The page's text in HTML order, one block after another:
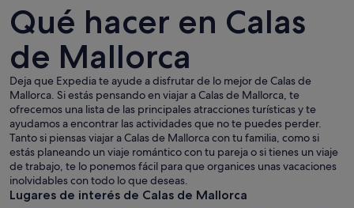
Un paisaje costero con aguas azul
Qué hacer en Calas
de Mallorca
Deja que Expedia te ayude a disfrutar de lo mejor de Calas de
Mallorca. Si estás pensando en viajar a Calas de Mallorca, te
ofrecemos una lista de las principales atracciones turísticas y te
ayudamos a encontrar las actividades que no te puedes perder.
Tanto si piensas viajar a Calas de Mallorca con tu familia, como si
estás planeando un viaje romántico con tu pareja o si tienes un viaje
de trabajo, te lo ponemos fácil para que organices unas vacaciones
inolvidables con todo lo que deseas.
Lugares de interés de Calas de Mallorca